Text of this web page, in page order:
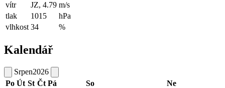
vítr
JZ, 4.79 m/s
tlak
1015
hPa
vlhkost 34 %
Kalendář
Srpen2026
Po Út St Čt Pá So
Ne